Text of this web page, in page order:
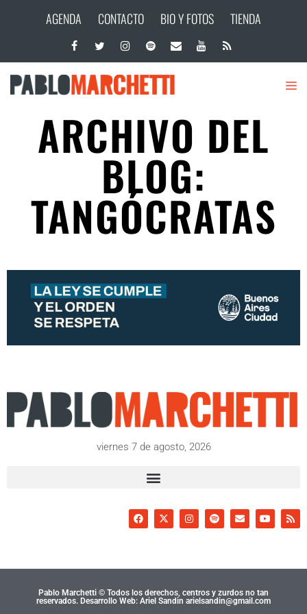
AGENDA CONTACTO BIO Y FOTOS TIENDA
ARCHIVO DEL
BLOG:
TANGÓCRATAS
viernes 7 de agosto, 2026
Pablo Marchetti © Todos los derechos, centros y zurdos no tan
reservados. Desarrollo Web: Ariel Sandin arielsandin@gmail.com